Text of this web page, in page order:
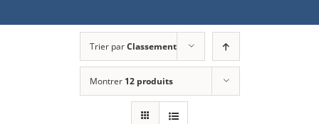
Trier parClassement
Montrer 12 produits